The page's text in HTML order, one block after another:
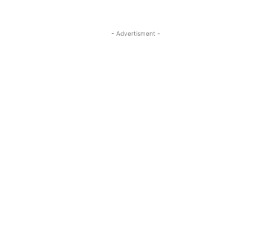
- Advertisment -